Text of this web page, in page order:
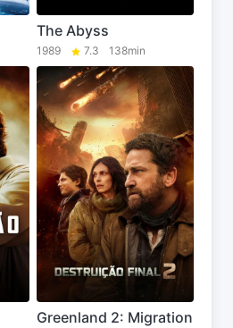
The Abyss
1989 7.3 138min
Greenland 2: Migration